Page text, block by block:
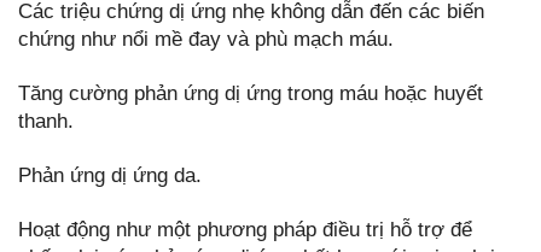
Các triệu chứng dị ứng nhẹ không dẫn đến các biến
chứng như nổi mề đay và phù mạch máu.
Tăng cường phản ứng dị ứng trong máu hoặc huyết
thanh.
Phản ứng dị ứng da.
Hoạt động như một phương pháp điều trị hỗ trợ để